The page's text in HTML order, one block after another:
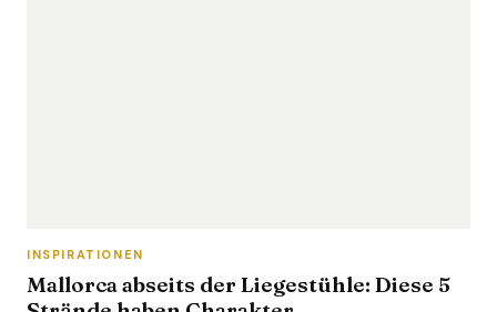
INSPIRATIONEN
Mallorca abseits der Liegestühle: Diese 5